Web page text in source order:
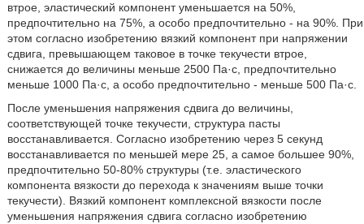
втрое, эластический компонент уменьшается на 50%,
предпочтительно на 75%, а особо предпочтительно - на 90%. При
этом согласно изобретению вязкий компонент при напряжении
сдвига, превышающем таковое в точке текучести втрое,
снижается до величины меньше 2500 Па·с, предпочтительно
меньше 1000 Па·с, а особо предпочтительно - меньше 500 Па·с.
После уменьшения напряжения сдвига до величины,
соответствующей точке текучести, структура пасты
восстанавливается. Согласно изобретению через 5 секунд
восстанавливается по меньшей мере 25, а самое большее 90%,
предпочтительно 50-80% структуры (т.е. эластического
компонента вязкости до перехода к значениям выше точки
текучести). Вязкий компонент комплексной вязкости после
уменьшения напряжения сдвига согласно изобретению